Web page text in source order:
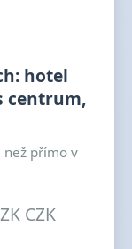
hotel
centrum,
než přímo v
CZK